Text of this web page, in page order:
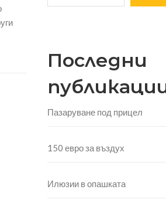
Последни
Пазаруване под прицел
150 евро за въздух
Илюзии в опашката